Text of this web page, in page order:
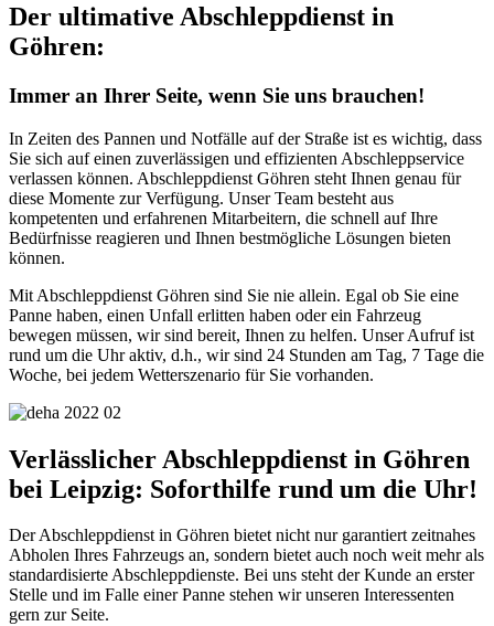
Der ultimative Abschleppdienst in
Göhren:
Immer an Ihrer Seite, wenn Sie uns brauchen!
In Zeiten des Pannen und Notfälle auf der Straße ist es wichtig, dass
Sie sich auf einen zuverlässigen und effizienten Abschleppservice
verlassen können. Abschleppdienst Göhren steht Ihnen genau für
diese Momente zur Verfügung. Unser Team besteht aus
kompetenten und erfahrenen Mitarbeitern, die schnell auf Ihre
Bedürfnisse reagieren und Ihnen bestmögliche Lösungen bieten
können.
Mit Abschleppdienst Göhren sind Sie nie allein. Egal ob Sie eine
Panne haben, einen Unfall erlitten haben oder ein Fahrzeug
bewegen müssen, wir sind bereit, Ihnen zu helfen. Unser Aufruf ist
rund um die Uhr aktiv, d.h., wir sind 24 Stunden am Tag, 7 Tage die
Woche, bei jedem Wetterszenario für Sie vorhanden.
Verlässlicher Abschleppdienst in Göhren
bei Leipzig: Soforthilfe rund um die Uhr!
Der Abschleppdienst in Göhren bietet nicht nur garantiert zeitnahes
Abholen Ihres Fahrzeugs an, sondern bietet auch noch weit mehr als
standardisierte Abschleppdienste. Bei uns steht der Kunde an erster
Stelle und im Falle einer Panne stehen wir unseren Interessenten
gern zur Seite.